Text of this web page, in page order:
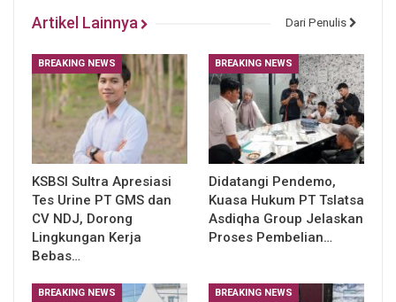
Artikel Lainnya Dari Penulis
BREAKING NEWS
KSBSI Sultra Apresiasi
Tes Urine PT GMS dan
CV NDJ, Dorong
Lingkungan Kerja
Bebas…
BREAKING NEWS
Didatangi Pendemo,
Kuasa Hukum PT Tslatsa
Asdiqha Group Jelaskan
Proses Pembelian…
BREAKING NEWS BREAKING NEWS